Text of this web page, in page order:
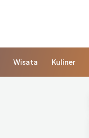
Wisata Kuliner